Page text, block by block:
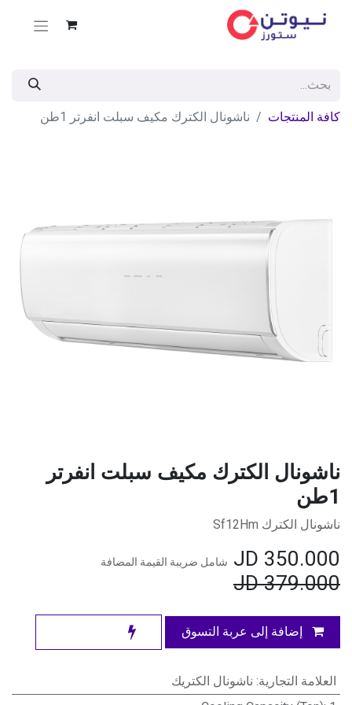
كافة المنتجات ناشونال الكترك مكيف سبلت انفرتر 1طن
ناشونال الكترك مكيف سبلت انفرتر
1طن
ناشونال الكترك Sf12Hm
350.000 شامل ضريبة القيمة المضافة
379.000
JD
إضافة إلى عربة التسوق
العلامة التجارية: ناشونال الكتريك